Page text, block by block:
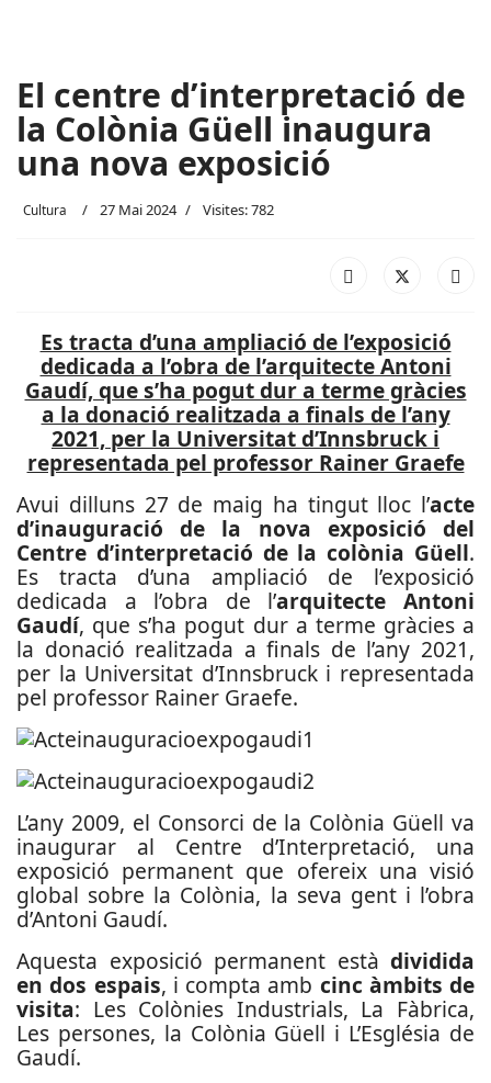
El centre d’interpretació de
la Colònia Güell inaugura
una nova exposició
Cultura 27 Mai 2024 Visites: 782
Es tracta d’una ampliació de l’exposició
dedicada a l’obra de l’arquitecte Antoni
Gaudí, que s’ha pogut dur a terme gràcies
a la donació realitzada a finals de l’any
2021, per la Universitat d’Innsbruck i
representada pel professor Rainer Graefe
Avui dilluns 27 de maig ha tingut lloc l’acte
d’inauguració de la nova exposició del
Centre d’interpretació de la colònia Güell.
Es tracta d’una ampliació de l’exposició
dedicada a l’obra de l’arquitecte Antoni
Gaudí, que s’ha pogut dur a terme gràcies a
la donació realitzada a finals de l’any 2021,
per la Universitat d’Innsbruck i representada
pel professor Rainer Graefe.
L’any 2009, el Consorci de la Colònia Güell va
inaugurar al Centre d’Interpretació, una
exposició permanent que ofereix una visió
global sobre la Colònia, la seva gent i l’obra
d’Antoni Gaudí.
Aquesta exposició permanent està dividida
en dos espais, i compta amb cinc àmbits de
visita: Les Colònies Industrials, La Fàbrica,
Les persones, la Colònia Güell i L’Església de
Gaudí.